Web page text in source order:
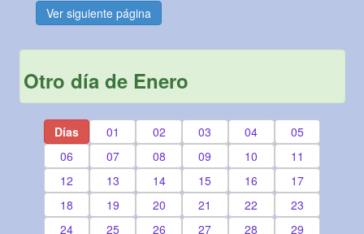
Ver siguiente página
Otro día de Enero
Días 01 02 03 04
05
06
07 08 09 10
11
12
13 14 15 16
17
18
19 20 21 22
23
24
25 26 27 28
29